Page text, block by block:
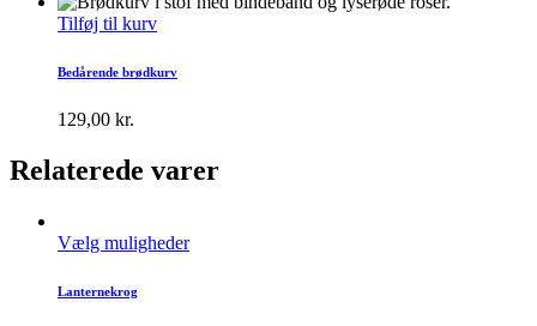
Tilføj til kurv
Bedårende brødkurv
129,00 kr.
Relaterede varer
Vælg muligheder
Lanternekrog